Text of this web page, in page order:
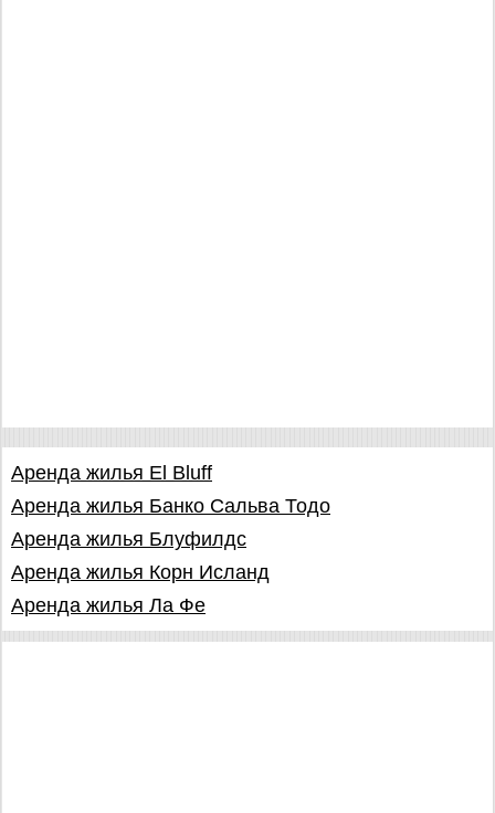
Аренда жилья El Bluff
Аренда жилья Банко Сальва Тодо
Аренда жилья Блуфилдс
Аренда жилья Корн Исланд
Аренда жилья Ла Фе